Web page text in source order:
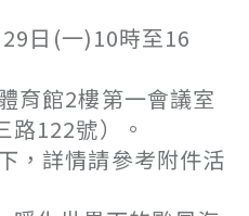
日(一)10時至16
育館2樓第一會議室
路122號）。
，詳情請參考附件活